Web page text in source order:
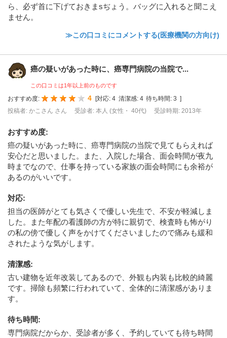
ら、必ず首に下げておきまsぢょう。バッグに入れると聞こえ
ません。
≫この口コミにコメントする(医療機関の方向け)
癌の疑いがあった時に、癌専門病院の当院で...
この口コミは1年以上前のものです
おすすめ度: 4 [対応: 4 清潔感: 4 待ち時間: 3 ]
投稿者: かこさん さん
受診者: 本人 (女性・ 40代) 受診時期: 2013年
おすすめ度:
癌の疑いがあった時に、癌専門病院の当院で見てもらえれば
安心だと思いました。また、入院した場合、面会時間が夜九
時までなので、仕事を持っている家族の面会時間にも余裕が
あるのがいいです。
対応:
担当の医師がとても気さくで優しい先生で、不安が軽減しま
した。また年配の看護師の方が特に親切で、検査時も怖がり
の私の傍で優しく声をかけてくださいましたので痛みも緩和
されたような気がします。
清潔感:
古い建物を近年改装してあるので、外観も内装も比較的綺麗
です。掃除も頻繁に行われていて、全体的に清潔感がありま
す。
待ち時間:
専門病院だからか、受診者が多く、予約していても待ち時間